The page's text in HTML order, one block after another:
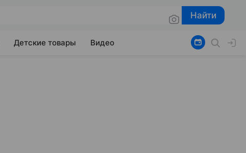
Найти
Найти
Детские товары Видео